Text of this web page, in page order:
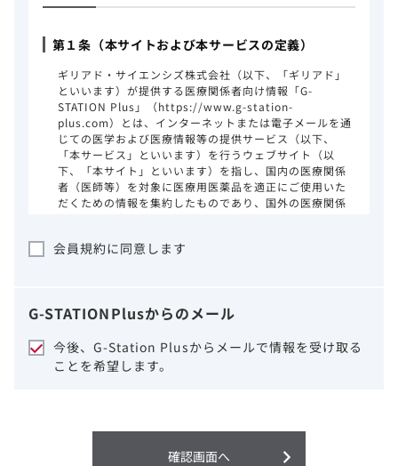
第１条（本サイトおよび本サービスの定義）
ギリアド・サイエンシズ株式会社（以下、「ギリアド」
といいます）が提供する医療関係者向け情報「G-
STATION Plus」（https://www.g-station-
plus.com）とは、インターネットまたは電子メールを通
じての医学および医療情報等の提供サービス（以下、
「本サービス」といいます）を行うウェブサイト（以
下、「本サイト」といいます）を指し、国内の医療関係
者（医師等）を対象に医療用医薬品を適正にご使用いた
だくための情報を集約したものであり、国外の医療関係
事項をご熟読いただき、同意された場合のみご利用くだ
ギリアドは、本サイトのコンテンツについて
細心の注意を払い、正確かつ最新の情報を提
供するように努力をしておりますが、正確
性、確実性、妥当性、有用性、ご利用になら
利用することまたは利用できなかったことよ
り生じる損害については一切の責任を負いか
会員規約に同意します
G-STATIONPlusからのメール
今後、G-Station Plusからメールで情報を受け取る
ことを希望します。
確認画面へ